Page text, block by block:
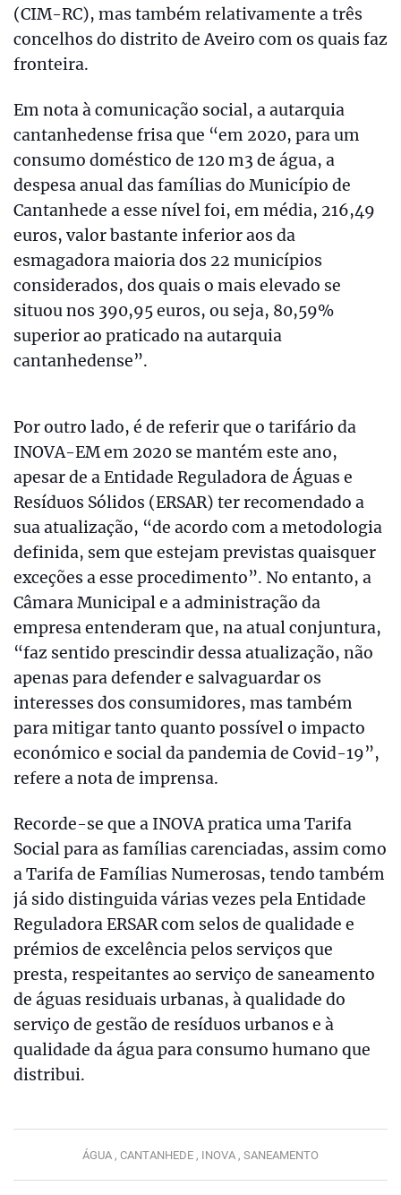
(CIM-RC), mas também relativamente a três
concelhos do distrito de Aveiro com os quais faz
fronteira.
Em nota à comunicação social, a autarquia
cantanhedense frisa que “em 2020, para um
consumo doméstico de 120 m3 de água, a
despesa anual das famílias do Município de
Cantanhede a esse nível foi, em média, 216,49
euros, valor bastante inferior aos da
esmagadora maioria dos 22 municípios
considerados, dos quais o mais elevado se
situou nos 390,95 euros, ou seja, 80,59%
superior ao praticado na autarquia
cantanhedense”.
Por outro lado, é de referir que o tarifário da
INOVA-EM em 2020 se mantém este ano,
apesar de a Entidade Reguladora de Águas e
Resíduos Sólidos (ERSAR) ter recomendado a
sua atualização, “de acordo com a metodologia
definida, sem que estejam previstas quaisquer
exceções a esse procedimento”. No entanto, a
Câmara Municipal e a administração da
empresa entenderam que, na atual conjuntura,
“faz sentido prescindir dessa atualização, não
apenas para defender e salvaguardar os
interesses dos consumidores, mas também
para mitigar tanto quanto possível o impacto
económico e social da pandemia de Covid-19”,
refere a nota de imprensa.
Recorde-se que a INOVA pratica uma Tarifa
Social para as famílias carenciadas, assim como
a Tarifa de Famílias Numerosas, tendo também
já sido distinguida várias vezes pela Entidade
Reguladora ERSAR com selos de qualidade e
prémios de excelência pelos serviços que
presta, respeitantes ao serviço de saneamento
de águas residuais urbanas, à qualidade do
serviço de gestão de resíduos urbanos e à
qualidade da água para consumo humano que
distribui.
ÁGUA , CANTANHEDE , INOVA , SANEAMENTO